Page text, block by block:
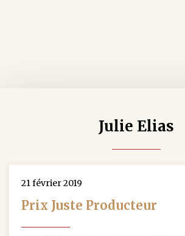
Julie Elias
21 février 2019
Prix Juste Producteur